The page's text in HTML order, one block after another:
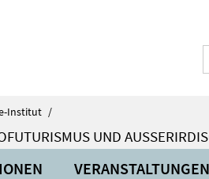
Institut /
UND
VERANSTALTUNGEN